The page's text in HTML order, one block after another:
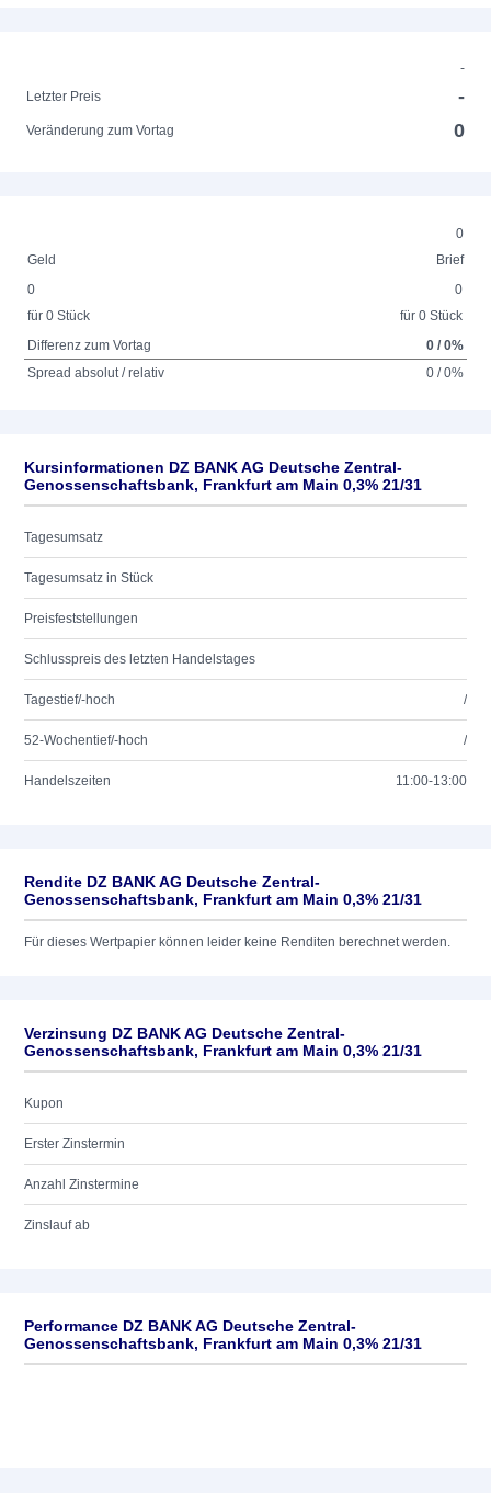
-
Letzter Preis
-
Veränderung zum Vortag 0
0
Geld
Brief
0
für 0 Stück
0
für 0 Stück
Differenz zum Vortag
0 / 0%
Spread absolut / relativ
0 / 0%
Kursinformationen DZ BANK AG Deutsche Zentral-
Genossenschaftsbank, Frankfurt am Main 0,3% 21/31
Tagesumsatz
Tagesumsatz in Stück
Preisfeststellungen
Schlusspreis des letzten Handelstages
Tagestief/-hoch /
52-Wochentief/-hoch /
Handelszeiten 11:00-13:00
Rendite DZ BANK AG Deutsche Zentral-
Genossenschaftsbank, Frankfurt am Main 0,3% 21/31
Für dieses Wertpapier können leider keine Renditen berechnet werden.
Verzinsung DZ BANK AG Deutsche Zentral-
Genossenschaftsbank, Frankfurt am Main 0,3% 21/31
Kupon
Erster Zinstermin
Anzahl Zinstermine
Zinslauf ab
Performance DZ BANK AG Deutsche Zentral-
Genossenschaftsbank, Frankfurt am Main 0,3% 21/31